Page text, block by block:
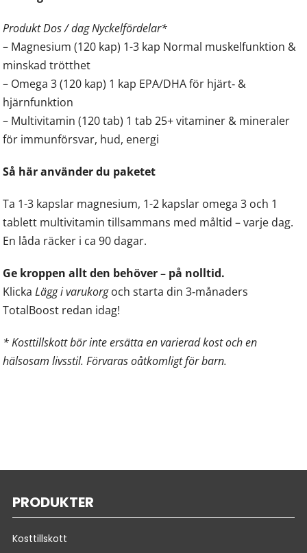
Produkt Dos / dag Nyckelfördelar*
– Magnesium (120 kap) 1-3 kap Normal muskelfunktion &
minskad trötthet
– Omega 3 (120 kap) 1 kap EPA/DHA för hjärt‑ &
hjärnfunktion
– Multivitamin (120 tab) 1 tab 25+ vitaminer & mineraler
för immunförsvar, hud, energi
Så här använder du paketet
Ta 1-3 kapslar magnesium, 1-2 kapslar omega 3 och 1
tablett multivitamin tillsammans med måltid – varje dag.
En låda räcker i ca 90 dagar.
Ge kroppen allt den behöver – på nolltid.
KlickaLägg i varukorgoch starta din 3‑månaders
TotalBoost redan idag!
* Kosttillskott bör inte ersätta en varierad kost och en
hälsosam livsstil. Förvaras oåtkomligt för barn.
PRODUKTER
Kosttillskott